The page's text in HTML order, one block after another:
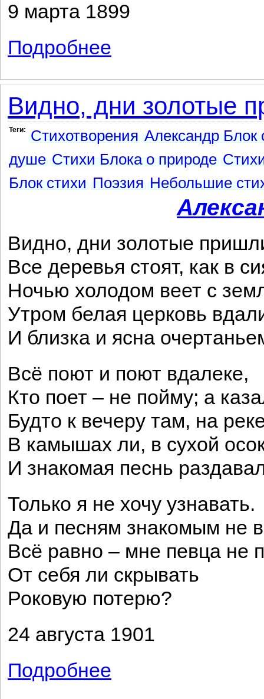
9 марта 1899
Подробнее
Видно, дни золотые
Теги: Стихотворения Александр Блок
душе Стихи Блока о природе
Блок стихи Поэзия Небольшие
Видно, дни золотые
Все деревья стоят, как в
Ночью холодом веет с
Утром белая церковь
И близка и ясна
Всё поют и поют вдалеке,
Кто поет – не пойму; а
Будто к вечеру там, на
В камышах ли, в сухой
И знакомая песнь
Только я не хочу узнавать.
Да и песням знакомым не
Всё равно – мне певца не
От себя ли скрывать
Роковую потерю?
24 августа 1901
Подробнее